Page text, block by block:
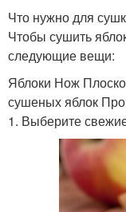
Что нужно для
Чтобы сушить
следующие вещи:
Яблоки Нож
сушеных яблок
1. Выберите